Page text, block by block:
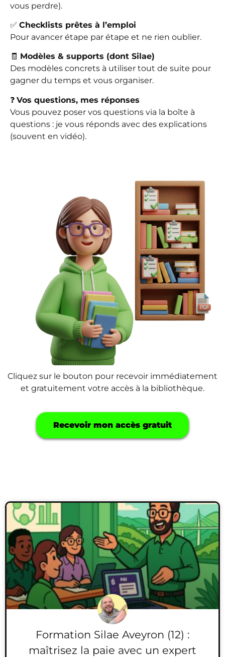
vous perdre).
✅ Checklists prêtes à l’emploi
Pour avancer étape par étape et ne rien oublier.
🧾 Modèles & supports (dont Silae)
Des modèles concrets à utiliser tout de suite pour
gagner du temps et vous organiser.
❓ Vos questions, mes réponses
Vous pouvez poser vos questions via la boîte à
questions : je vous réponds avec des explications
(souvent en vidéo).
Cliquez sur le bouton pour recevoir immédiatement
et gratuitement votre accès à la bibliothèque.
Recevoir mon accès gratuit
Formation Silae Aveyron (12) :
maîtrisez la paie avec un expert